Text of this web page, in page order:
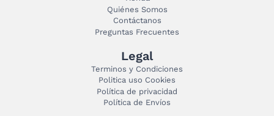
Quiénes Somos
Contáctanos
Preguntas Frecuentes
Legal
Terminos y Condiciones
Politica uso Cookies
Política de privacidad
Política de Envíos